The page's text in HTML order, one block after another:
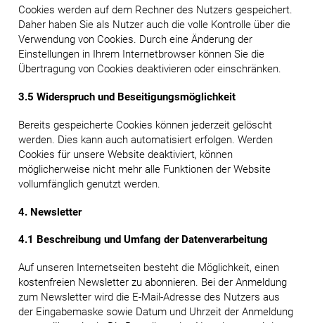
Cookies werden auf dem Rechner des Nutzers gespeichert.
Daher haben Sie als Nutzer auch die volle Kontrolle über die
Verwendung von Cookies. Durch eine Änderung der
Einstellungen in Ihrem Internetbrowser können Sie die
Übertragung von Cookies deaktivieren oder einschränken.
3.5 Widerspruch und Beseitigungsmöglichkeit
Bereits gespeicherte Cookies können jederzeit gelöscht
werden. Dies kann auch automatisiert erfolgen. Werden
Cookies für unsere Website deaktiviert, können
möglicherweise nicht mehr alle Funktionen der Website
vollumfänglich genutzt werden.
4. Newsletter
4.1 Beschreibung und Umfang der Datenverarbeitung
Auf unseren Internetseiten besteht die Möglichkeit, einen
kostenfreien Newsletter zu abonnieren. Bei der Anmeldung
zum Newsletter wird die E-Mail-Adresse des Nutzers aus
der Eingabemaske sowie Datum und Uhrzeit der Anmeldung